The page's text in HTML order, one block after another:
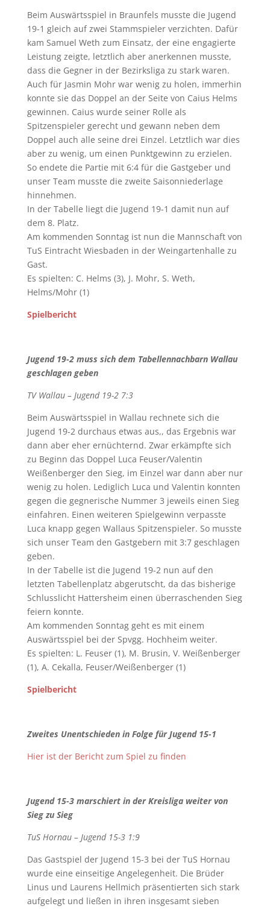
Beim Auswärtsspiel in Braunfels musste die Jugend
19-1 gleich auf zwei Stammspieler verzichten. Dafür
kam Samuel Weth zum Einsatz, der eine engagierte
Leistung zeigte, letztlich aber anerkennen musste,
dass die Gegner in der Bezirksliga zu stark waren.
Auch für Jasmin Mohr war wenig zu holen, immerhin
konnte sie das Doppel an der Seite von Caius Helms
gewinnen. Caius wurde seiner Rolle als
Spitzenspieler gerecht und gewann neben dem
Doppel auch alle seine drei Einzel. Letztlich war dies
aber zu wenig, um einen Punktgewinn zu erzielen.
So endete die Partie mit 6:4 für die Gastgeber und
unser Team musste die zweite Saisonniederlage
hinnehmen.
In der Tabelle liegt die Jugend 19-1 damit nun auf
dem 8. Platz.
Am kommenden Sonntag ist nun die Mannschaft von
TuS Eintracht Wiesbaden in der Weingartenhalle zu
Gast.
Es spielten: C. Helms (3), J. Mohr, S. Weth,
Helms/Mohr (1)
Spielbericht
Jugend 19-2 muss sich dem Tabellennachbarn Wallau
geschlagen geben
TV Wallau – Jugend 19-2 7:3
Beim Auswärtsspiel in Wallau rechnete sich die
Jugend 19-2 durchaus etwas aus,, das Ergebnis war
dann aber eher ernüchternd. Zwar erkämpfte sich
zu Beginn das Doppel Luca Feuser/Valentin
Weißenberger den Sieg, im Einzel war dann aber nur
wenig zu holen. Lediglich Luca und Valentin konnten
gegen die gegnerische Nummer 3 jeweils einen Sieg
einfahren. Einen weiteren Spielgewinn verpasste
Luca knapp gegen Wallaus Spitzenspieler. So musste
sich unser Team den Gastgebern mit 3:7 geschlagen
geben.
In der Tabelle ist die Jugend 19-2 nun auf den
letzten Tabellenplatz abgerutscht, da das bisherige
Schlusslicht Hattersheim einen überraschenden Sieg
feiern konnte.
Am kommenden Sonntag geht es mit einem
Auswärtsspiel bei der Spvgg. Hochheim weiter.
Es spielten: L. Feuser (1), M. Brusin, V. Weißenberger
(1), A. Cekalla, Feuser/Weißenberger (1)
Spielbericht
Zweites Unentschieden in Folge für Jugend 15-1
Hier ist der Bericht zum Spiel zu finden
Jugend 15-3 marschiert in der Kreisliga weiter von
Sieg zu Sieg
TuS Hornau – Jugend 15-3 1:9
Das Gastspiel der Jugend 15-3 bei der TuS Hornau
wurde eine einseitige Angelegenheit. Die Brüder
Linus und Laurens Hellmich präsentierten sich stark
aufgelegt und ließen in ihren insgesamt sieben